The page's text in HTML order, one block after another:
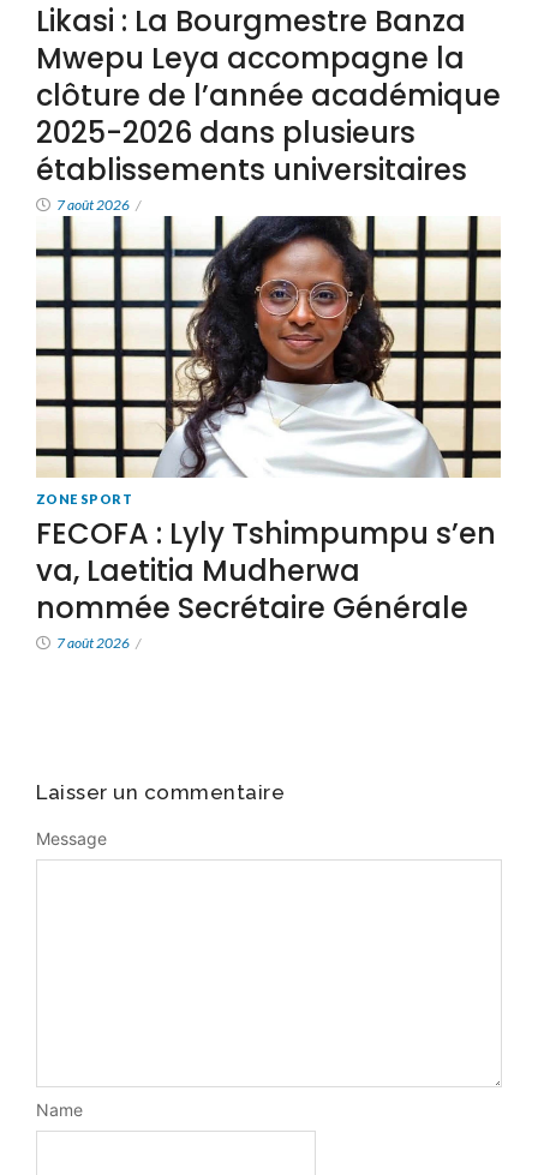
Likasi : La Bourgmestre Banza
Mwepu Leya accompagne la
clôture de l’année académique
2025-2026 dans plusieurs
établissements universitaires
7 août 2026 /
ZONE SPORT
FECOFA : Lyly Tshimpumpu s’en
va, Laetitia Mudherwa
nommée Secrétaire Générale
7 août 2026 /
Laisser un commentaire
Message
Name